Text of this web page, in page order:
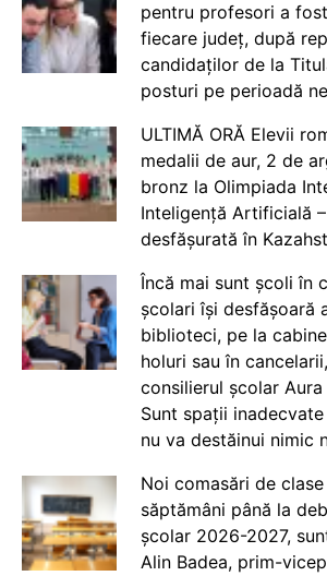
pentru profesori a
fiecare județ, după
candidaților de la
posturi pe perioadă
ULTIMĂ ORĂ Elevii
medalii de aur, 2 de
bronz la Olimpiada
Inteligență Artificială
desfășurată în
Încă mai sunt școli în
școlari își desfășoară
biblioteci, pe la
holuri sau în
consilierul școlar
Sunt spații
nu va destăinui nimic
Noi comasări de
săptămâni până la
școlar 2026-2027,
Alin Badea, prim-